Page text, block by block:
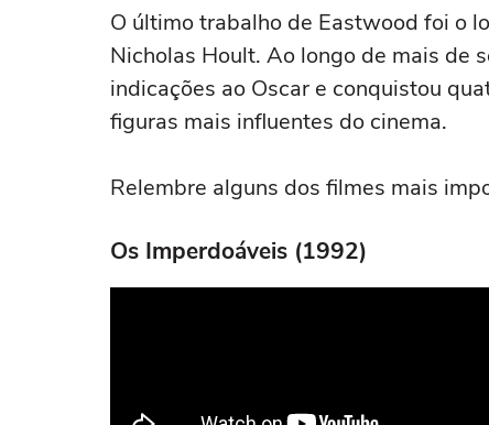
O último trabalho de Eastwood foi o
Nicholas Hoult. Ao longo de mais de
indicações ao Oscar e conquistou
figuras mais influentes do cinema.
Relembre alguns dos filmes mais
Os Imperdoáveis (1992)